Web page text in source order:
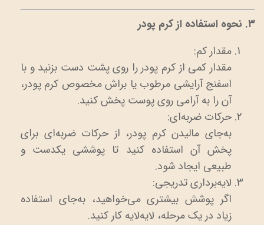
۳. نحوه استفاده از کرم پودر
مقدار کم:
مقدار کمی از کرم پودر را روی پشت دست بزنید و با
اسفنج آرایشی مرطوب یا براش مخصوص کرم پودر،
آن را به آرامی روی پوست پخش کنید.
حرکات ضربه‌ای:
به‌جای مالیدن کرم پودر، از حرکات ضربه‌ای برای
پخش آن استفاده کنید تا پوششی یکدست و
طبیعی ایجاد شود.
لایه‌برداری تدریجی:
اگر پوشش بیشتری می‌خواهید، به‌جای استفاده
زیاد در یک مرحله، لایه‌لایه کار کنید.